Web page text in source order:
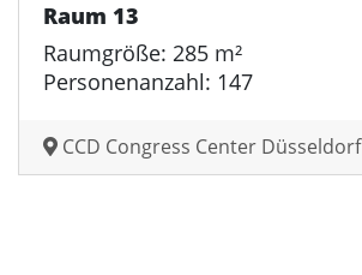
Raum 13
Raumgröße: 285 m²
Personenanzahl: 147
CCD Congress Center Düsseldorf